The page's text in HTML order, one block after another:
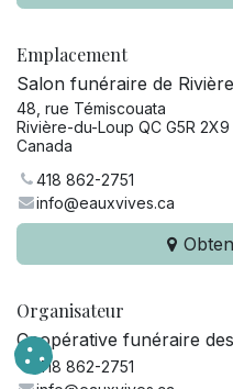
Emplacement
Salon funéraire de
48, rue Témiscouata
Rivière-du-Loup QC G5R 2X9
Canada
418 862-2751
info@eauxvives.ca
Organisateur
Coopérative funéraire
418 862-2751